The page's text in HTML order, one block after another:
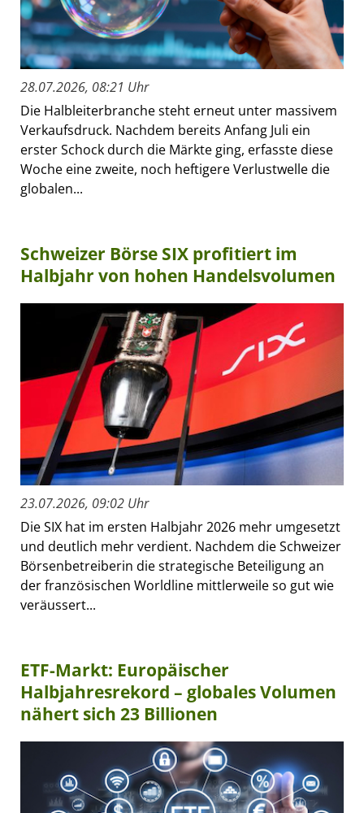
28.07.2026, 08:21 Uhr
Die Halbleiterbranche steht erneut unter massivem
Verkaufsdruck. Nachdem bereits Anfang Juli ein
erster Schock durch die Märkte ging, erfasste diese
Woche eine zweite, noch heftigere Verlustwelle die
globalen...
Schweizer Börse SIX profitiert im
Halbjahr von hohen Handelsvolumen
23.07.2026, 09:02 Uhr
Die SIX hat im ersten Halbjahr 2026 mehr umgesetzt
und deutlich mehr verdient. Nachdem die Schweizer
Börsenbetreiberin die strategische Beteiligung an
der französischen Worldline mittlerweile so gut wie
veräussert...
ETF-Markt: Europäischer
Halbjahresrekord – globales Volumen
nähert sich 23 Billionen